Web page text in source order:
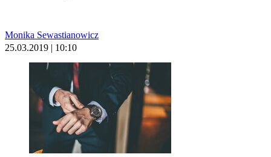
Monika Sewastianowicz
25.03.2019 | 10:10